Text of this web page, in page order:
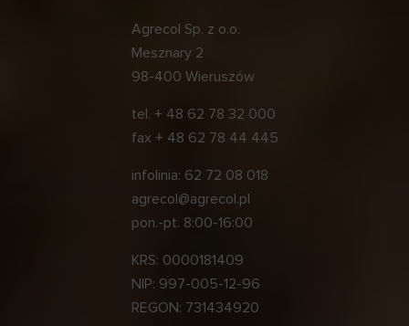
Agrecol Sp. z o.o.
Mesznary 2
98-400 Wieruszów
tel. + 48 62 78 32 000
fax + 48 62 78 44 445
infolinia: 62 72 08 018
agrecol@agrecol.pl
pon.-pt. 8:00-16:00
KRS: 0000181409
NIP: 997-005-12-96
REGON: 731434920